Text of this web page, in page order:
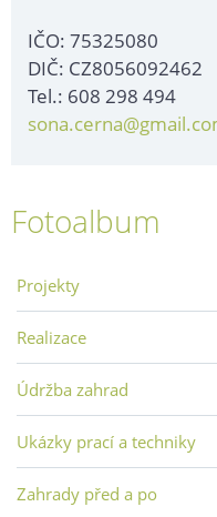
IČO: 75325080
DIČ: CZ8056092462
Tel.: 608 298 494
Fotoalbum
Projekty
Realizace
Údržba zahrad
Ukázky prací a techniky
Zahrady před a po